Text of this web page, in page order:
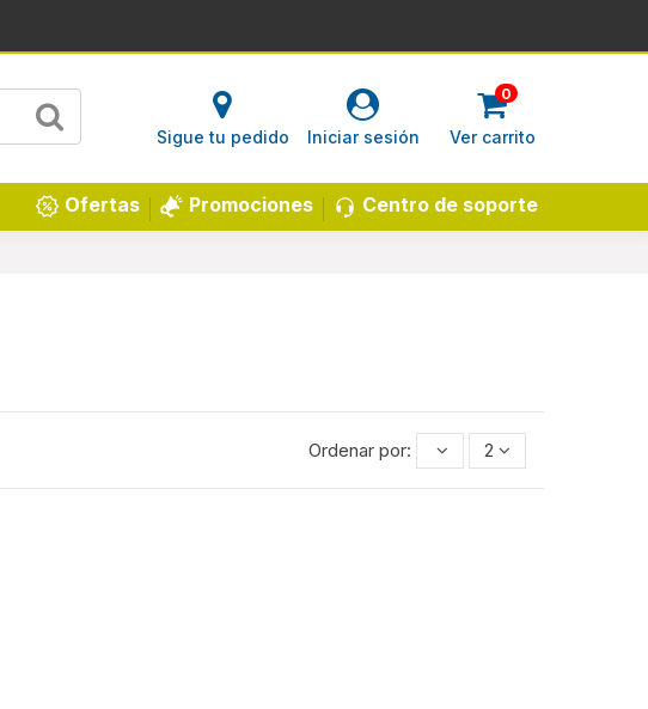
Sigue tu pedido Iniciar sesión
0
Ver carrito
Centro de soporte
Promociones
Ofertas
Ordenar por: 2